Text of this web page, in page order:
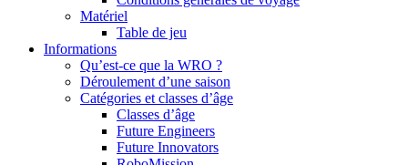
Matériel
Table de jeu
Informations
Qu’est-ce que la WRO ?
Déroulement d’une saison
Catégories et classes d’âge
Classes d’âge
Future Engineers
Future Innovators